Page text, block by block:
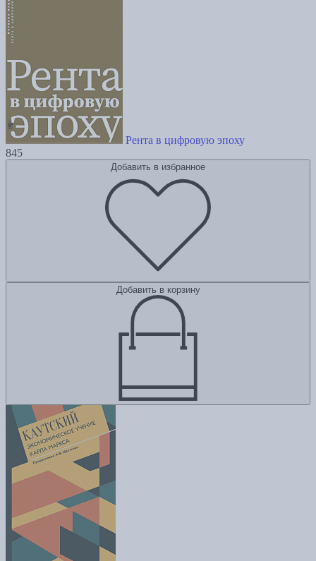
Рента в цифровую эпоху
845
Добавить в избранное
Добавить в корзину